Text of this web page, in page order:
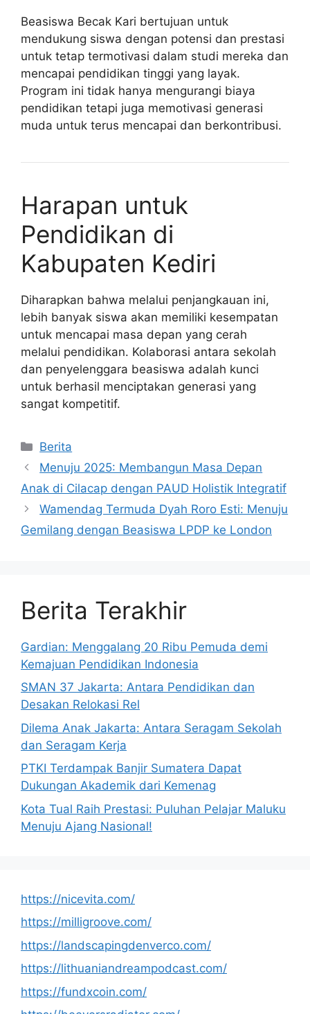
Beasiswa Becak Kari bertujuan untuk
mendukung siswa dengan potensi dan prestasi
untuk tetap termotivasi dalam studi mereka dan
mencapai pendidikan tinggi yang layak.
Program ini tidak hanya mengurangi biaya
pendidikan tetapi juga memotivasi generasi
muda untuk terus mencapai dan berkontribusi.
Harapan untuk
Pendidikan di
Kabupaten Kediri
Diharapkan bahwa melalui penjangkauan ini,
lebih banyak siswa akan memiliki kesempatan
untuk mencapai masa depan yang cerah
melalui pendidikan. Kolaborasi antara sekolah
dan penyelenggara beasiswa adalah kunci
untuk berhasil menciptakan generasi yang
sangat kompetitif.
Kategori
Berita
Menuju 2025: Membangun Masa Depan
Anak di Cilacap dengan PAUD Holistik Integratif
Wamendag Termuda Dyah Roro Esti: Menuju
Gemilang dengan Beasiswa LPDP ke London
Berita Terakhir
Gardian: Menggalang 20 Ribu Pemuda demi
Kemajuan Pendidikan Indonesia
SMAN 37 Jakarta: Antara Pendidikan dan
Desakan Relokasi Rel
Dilema Anak Jakarta: Antara Seragam Sekolah
dan Seragam Kerja
PTKI Terdampak Banjir Sumatera Dapat
Dukungan Akademik dari Kemenag
Kota Tual Raih Prestasi: Puluhan Pelajar Maluku
Menuju Ajang Nasional!
https://nicevita.com/
https://milligroove.com/
https://landscapingdenverco.com/
https://lithuaniandreampodcast.com/
https://fundxcoin.com/